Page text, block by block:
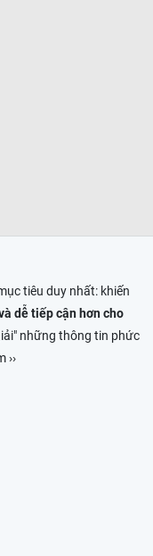
tiêu duy nhất: khiến
dễ tiếp cận hơn cho
những thông tin phức
››